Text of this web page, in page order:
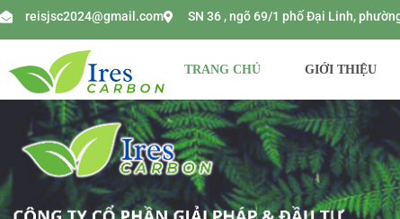
reisjsc2024@gmail.com SN 36 , ngõ 69/1 phố Đại Linh,
TRANG CHỦ GIỚI THIỆU